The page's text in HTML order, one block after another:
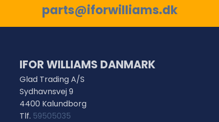
parts@iforwilliams.dk
IFOR WILLIAMS DANMARK
Glad Trading A/S
Sydhavnsvej 9
4400 Kalundborg
Tlf. 59505035